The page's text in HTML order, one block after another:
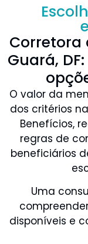
Corretora
Guará,
O valor da
dos critérios
Benefícios,
regras de
beneficiários
Uma
disponíveis e